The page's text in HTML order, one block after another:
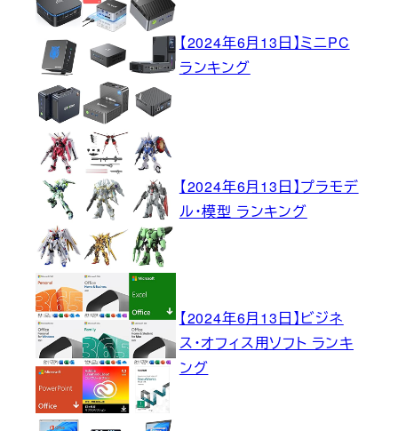
【2024年6月13日】ミニPC
ランキング
【2024年6月13日】プラモデ
ル・模型 ランキング
【2024年6月13日】ビジネ
ス・オフィス用ソフト ランキ
ング